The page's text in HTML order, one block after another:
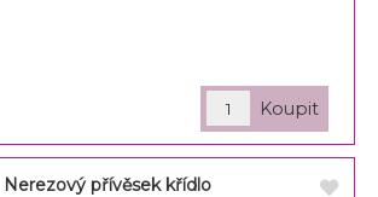
Nerezový přívěsek křídlo